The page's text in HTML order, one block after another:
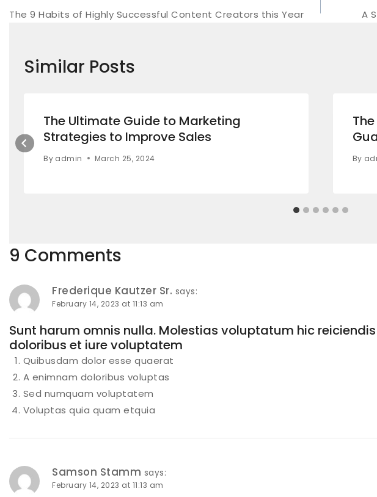
The 9 Habits of Highly Successful Content Creators this Year A
Similar Posts
The Ultimate Guide to Marketing
Strategies to Improve Sales
By admin March 25, 2024 By
9 Comments
Frederique Kautzer Sr. says:
February 14, 2023 at 11:13 am
Sunt harum omnis nulla. Molestias voluptatum hic
doloribus et iure voluptatem
Quibusdam dolor esse quaerat
A enimnam doloribus voluptas
Sed numquam voluptatem
Voluptas quia quam etquia
Samson Stamm says:
February 14, 2023 at 11:13 am